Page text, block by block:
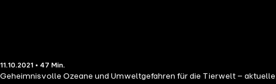
11.10.2021 • 47 Min.
Geheimnisvolle Ozeane und Umweltgefahren für die Tierwelt – aktuelle Themen kindgerecht erklärt Können ein Hummer und ein Wal Freunde